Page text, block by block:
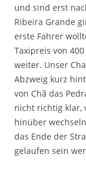
und sind erst
Ribeira Grande
erste Fahrer
Taxipreis von
weiter. Unser
Abzweig kurz
von Chã das
nicht richtig klar,
hinüber
das Ende der
gelaufen sein